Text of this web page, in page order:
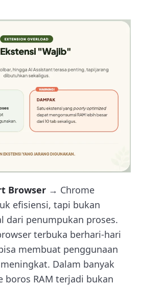
Browser → Chrome
efisiensi, tapi bukan
dari penumpukan proses.
terbuka berhari-hari
membuat penggunaan
Dalam banyak
boros RAM terjadi bukan